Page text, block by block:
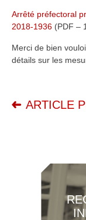
Arrêté préfectoral
2018-1936 (PDF –
Merci de bien
détails sur les
ARTICLE